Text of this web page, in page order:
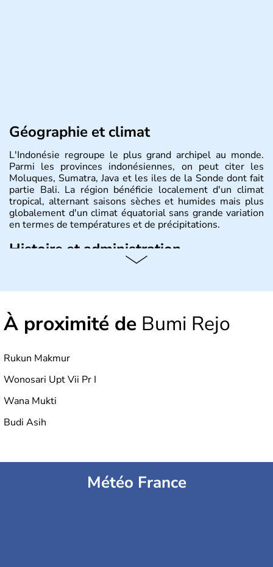
Géographie et climat
L'Indonésie regroupe le plus grand archipel au monde.
Parmi les provinces indonésiennes, on peut citer les
Moluques, Sumatra, Java et les iles de la Sonde dont fait
partie Bali. La région bénéficie localement d'un climat
tropical, alternant saisons sèches et humides mais plus
globalement d'un climat équatorial sans grande variation
en termes de températures et de précipitations.
Histoire et administration
6000 sont habitées. C'est en 1945 que son
200 millions d'habitants, élevés dans le respect des
cultures et le culte du corps, notamment au travers des
À proximité de Bumi Rejo
Rukun Makmur
Wonosari Upt Vii Pr I
Wana Mukti
Budi Asih
Météo France